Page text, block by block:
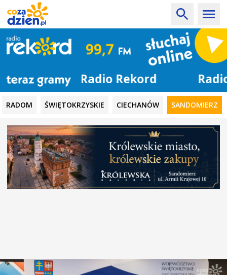
Radio Rekord
RADOM ŚWIĘTOKRZYSKIE CIECHANÓW SANDOMIERZ